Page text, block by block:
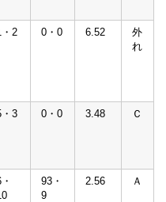
・2 0・0 6.52
外
れ
3 0・0 3.48 Ｃ
93・
9
2.56 Ａ